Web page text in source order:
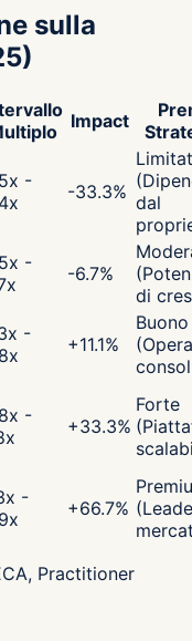
sulla
Impact
-
-33.3% dal
-
-6.7%
di
-
+11.1%
Buono
-
+33.3%
Forte
-
+66.7%
Practitioner